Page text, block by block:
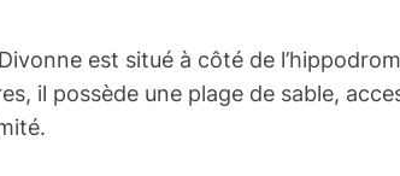
est situé à côté de
il possède une plage de sable,